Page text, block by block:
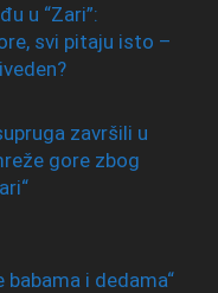
u “Zari”:
svi pitaju isto –
završili u
gore zbog
babama i dedama“